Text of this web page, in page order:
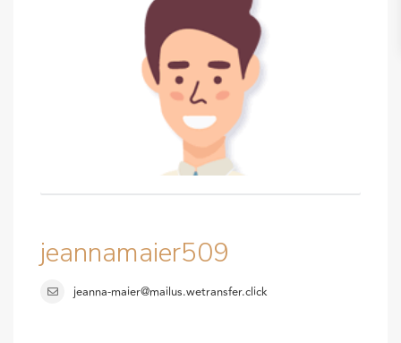
jeannamaier509
jeanna-maier@mailus.wetransfer.click